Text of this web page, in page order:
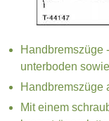
Handbremszüge
unterboden
Handbremszüge
Mit einem